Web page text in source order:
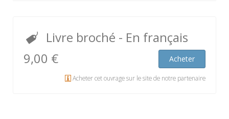
Livre broché - En français
9,00 €
Acheter
Acheter cet ouvrage sur le site de notre partenaire